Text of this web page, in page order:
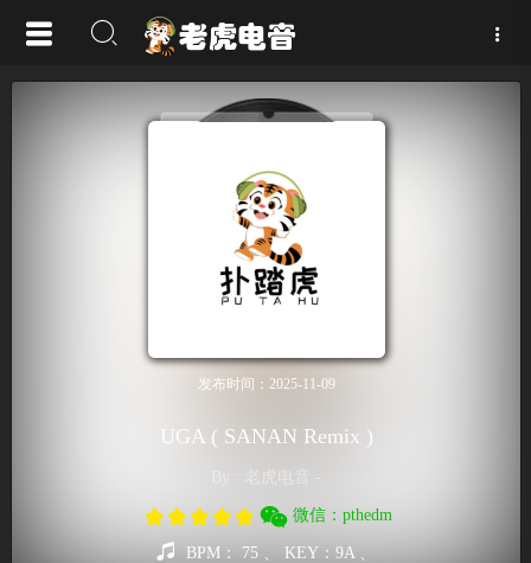
发布时间：2025-11-09
UGA ( SANAN Remix )
微信：pthedm
BPM： 75 、 KEY：9A 、